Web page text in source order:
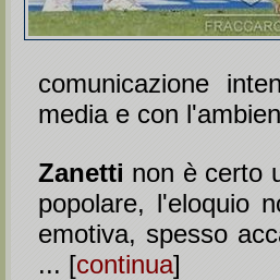
comunicazione
media e con
Zanetti non è certo
popolare, l'eloquio
emotiva, spesso
... [continua]